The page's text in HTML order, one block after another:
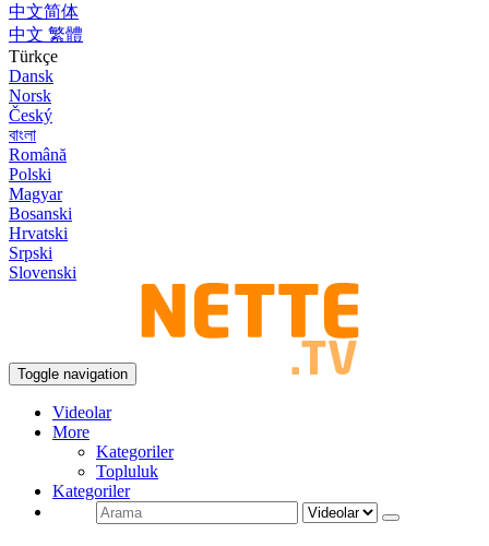
中文简体
中文 繁體
Türkçe
Dansk
Norsk
Český
বাংলা
Română
Polski
Magyar
Bosanski
Hrvatski
Srpski
Slovenski
Toggle navigation
Videolar
More
Kategoriler
Topluluk
Kategoriler